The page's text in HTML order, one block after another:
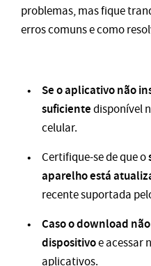
problemas, mas fique
erros comuns e como
Se o aplicativo não
suficientedisponível
celular.
Certifique-se de que o
aparelho está
recente suportada
Caso o download
dispositivoe acessar
aplicativos.